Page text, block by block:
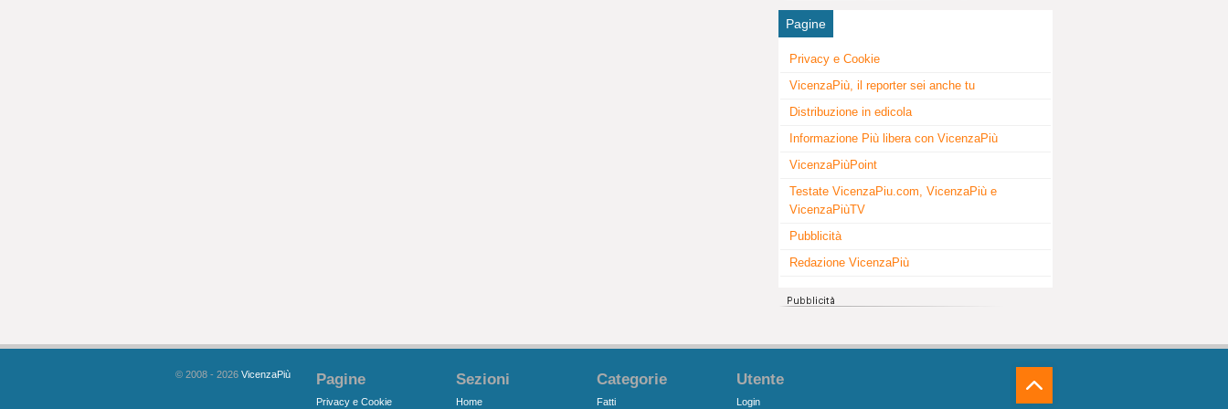
Pagine
Privacy e Cookie
VicenzaPiù, il reporter sei anche tu
Distribuzione in edicola
Informazione Più libera con VicenzaPiù
VicenzaPiùPoint
Testate VicenzaPiu.com, VicenzaPiù e
VicenzaPiùTV
Pubblicità
Redazione VicenzaPiù
© 2008 - 2026 VicenzaPiù Pagine
Privacy e Cookie
Sezioni
Home
Categorie
Fatti
Utente
Login